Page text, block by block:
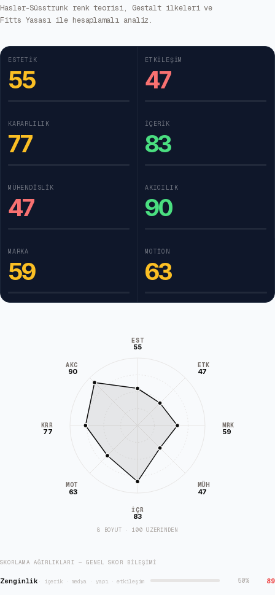
Hasler-Süsstrunk renk teorisi, Gestalt ilkeleri ve
Fitts Yasası ile hesaplamalı analiz.
ESTETIK
55
ETKILEŞIM
47
KARARLILIK
77
İÇERIK
83
MÜHENDISLIK
47
AKICILIK
90
MARKA
59
MOTION
63
EST
55
ETK
47
MRK
59
MÜH
47
İÇR
83
MOT
63
KRR
77
AKC
90
8 BOYUT · 100 ÜZERİNDEN
SKORLAMA AĞIRLIKLARI — GENEL SKOR BILEŞIMI
Zenginlik · içerik · medya · yapı · etkileşim 50% 89